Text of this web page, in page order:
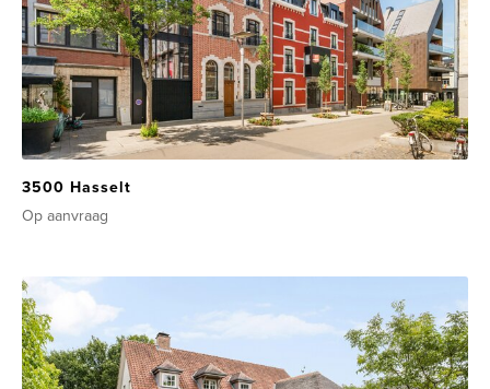
3500 Hasselt
Op aanvraag